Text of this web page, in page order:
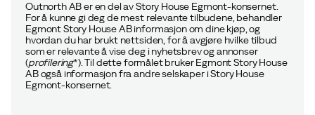
Outnorth ABer en del av Story House Egmont-konsernet.
For å kunne gi deg de mest relevante tilbudene, behandler
Egmont Story House AB informasjon om dine kjøp, og
hvordan du har brukt nettsiden, for å avgjøre hvilke tilbud
som er relevante å vise deg i nyhetsbrev og annonser
(profilering*). Til dette formålet bruker Egmont Story House
AB også informasjon fra andre selskaper i Story House
Egmont-konsernet.